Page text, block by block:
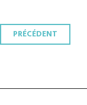
Navigation
PRÉCÉDENT